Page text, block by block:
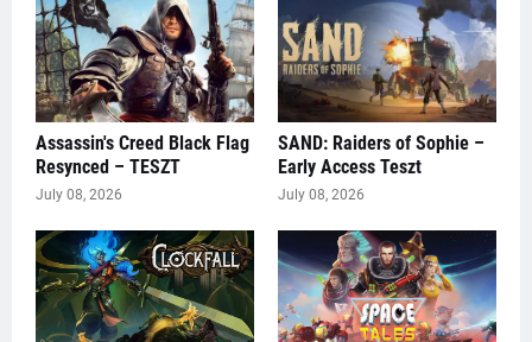
Assassin's Creed Black Flag
Resynced – TESZT
July 08, 2026
SAND: Raiders of Sophie –
Early Access Teszt
July 08, 2026